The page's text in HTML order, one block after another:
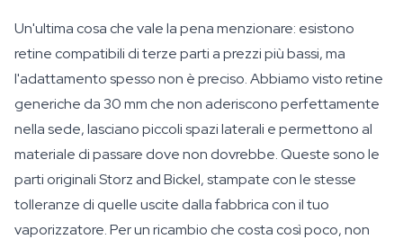
Un'ultima cosa che vale la pena menzionare: esistono
retine compatibili di terze parti a prezzi più bassi, ma
l'adattamento spesso non è preciso. Abbiamo visto retine
generiche da 30 mm che non aderiscono perfettamente
nella sede, lasciano piccoli spazi laterali e permettono al
materiale di passare dove non dovrebbe. Queste sono le
parti originali Storz and Bickel, stampate con le stesse
tolleranze di quelle uscite dalla fabbrica con il tuo
vaporizzatore. Per un ricambio che costa così poco, non